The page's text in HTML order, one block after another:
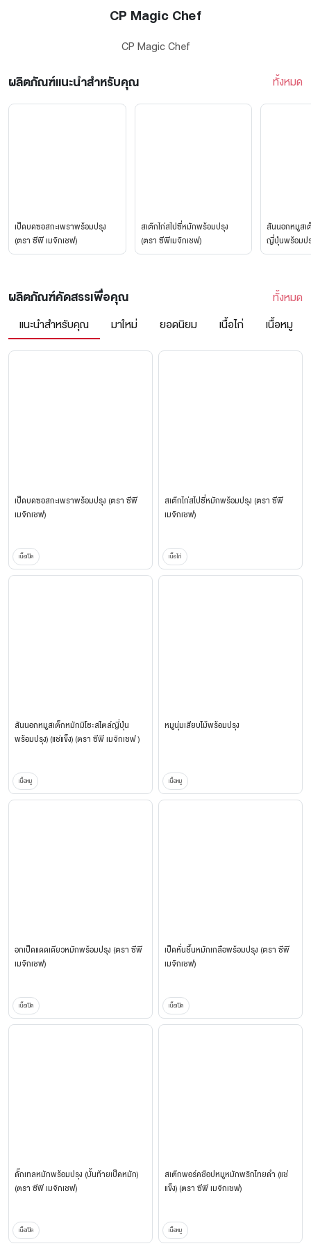
CP Magic Chef
CP Magic Chef
ผลิตภัณฑ์แนะนำสำหรับคุณ ทั้งหมด
เป็ดบดซอสกะเพราพร้อมปรุง
(ตรา ซีพี เมจิกเชฟ)
สเต๊กไก่สไปซี่หมักพร้อมปรุง
(ตรา ซีพีเมจิกเชฟ)
สันนอกหมูสเ
ญี่ปุ่นพร้อมปรุ
ซีพี เมจิกเชฟ
ผลิตภัณฑ์คัดสรรเพื่อคุณ
ทั้งหมด
แนะนำสำหรับคุณ
มาใหม่ ยอดนิยม เนื้อไก่ เนื้อหมู
เป็ดบดซอสกะเพราพร้อมปรุง (ตรา ซีพี
เมจิกเชฟ)
เนื้อเป็ด
สเต๊กไก่สไปซี่หมักพร้อมปรุง (ตรา ซีพี
เมจิกเชฟ)
เนื้อไก่
สันนอกหมูสเต็กหมักมิโซะสไตล์ญี่ปุ่น
พร้อมปรุง) (แช่แข็ง) (ตรา ซีพี เมจิกเชฟ )
เนื้อหมู
หมูนุ่มเสียบไม้พร้อมปรุง
เนื้อหมู
อกเป็ดแดดเดียวหมักพร้อมปรุง (ตรา ซีพี
เมจิกเชฟ)
เนื้อเป็ด
เป็ดหั่นชิ้นหมักเกลือพร้อมปรุง (ตรา ซีพี
เมจิกเชฟ)
เนื้อเป็ด
ดั๊กเทลหมักพร้อมปรุง (บั้นท้ายเป็ดหมัก)
(ตรา ซีพี เมจิกเชฟ)
เนื้อเป็ด
สเต๊กพอร์คช๊อปหมูหมักพริกไทยดำ (แช่
แข็ง) (ตรา ซีพี เมจิกเชฟ)
เนื้อหมู